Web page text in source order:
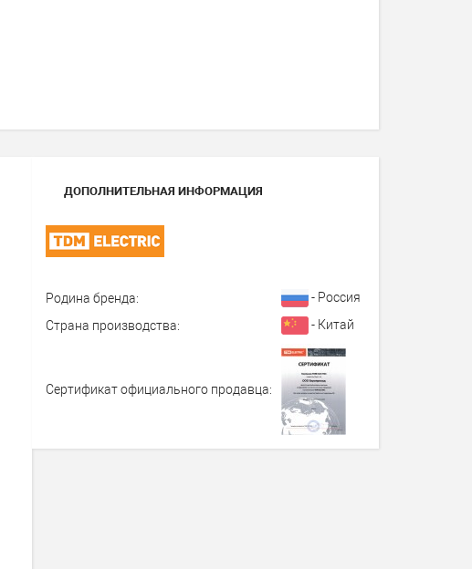
ДОПОЛНИТЕЛЬНАЯ ИНФОРМАЦИЯ
Родина бренда:
- Россия
Страна производства:
- Китай
Сертификат официального продавца: